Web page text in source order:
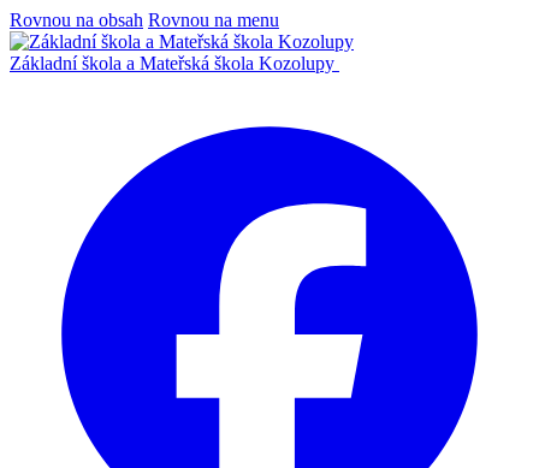
Rovnou na obsah Rovnou na menu
Základní škola a Mateřská škola Kozolupy